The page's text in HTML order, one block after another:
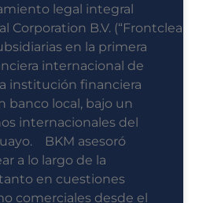
legal integral
Corporation B.V. (“Frontclear”)
en la primera
internacional de
institución financiera
banco local, bajo un
internacionales del
BKM asesoró
a lo largo de la
en cuestiones
comerciales desde el